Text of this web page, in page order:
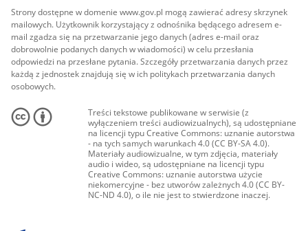
Strony dostępne w domenie www.gov.pl mogą zawierać adresy skrzynek
mailowych. Użytkownik korzystający z odnośnika będącego adresem e-
mail zgadza się na przetwarzanie jego danych (adres e-mail oraz
dobrowolnie podanych danych w wiadomości) w celu przesłania
odpowiedzi na przesłane pytania. Szczegóły przetwarzania danych przez
każdą z jednostek znajdują się w ich politykach przetwarzania danych
osobowych.
Treści tekstowe publikowane w serwisie (z
wyłączeniem treści audiowizualnych), są udostępniane
na licencji typu Creative Commons: uznanie autorstwa
- na tych samych warunkach 4.0 (CC BY-SA 4.0).
Materiały audiowizualne, w tym zdjęcia, materiały
audio i wideo, są udostępniane na licencji typu
Creative Commons: uznanie autorstwa użycie
niekomercyjne - bez utworów zależnych 4.0 (CC BY-
NC-ND 4.0), o ile nie jest to stwierdzone inaczej.